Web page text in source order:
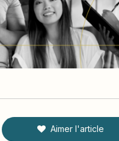
Aimer l'article